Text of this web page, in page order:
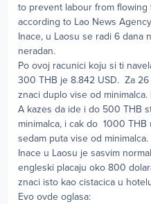
to prevent labour from
according to Lao News
Inace, u Laosu se radi 6 dana
neradan.
Po ovoj racunici koju si ti
300 THB je 8.842 USD. Za
znaci duplo vise od
A kazes da ide i do 500 THB
minimalca, i cak do 1000
sedam puta vise od minimalca.
Inace u Laosu je sasvim
engleski placaju oko 800
znaci isto kao cistacica u
Evo ovde oglasa: